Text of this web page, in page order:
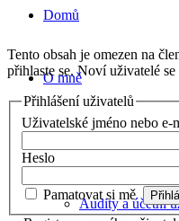
Domů
O mně
Audity a účetní
Tento obsah je omezen na
přihlaste se. Noví uživatelé
Přihlášení uživatelů
Uživatelské jméno nebo e-
Heslo
Pamatovat si mě